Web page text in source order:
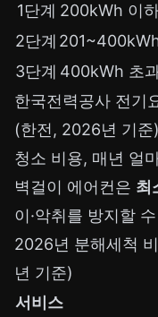
1단계 200kWh 이
2단계
3단계 400kWh 초
한국전력공사 전기
(한전, 2026년 기준)
청소 비용, 매년 얼
벽걸이 에어컨은 최
이·악취를 방지할
2026년 분해세척
년 기준)
서비스